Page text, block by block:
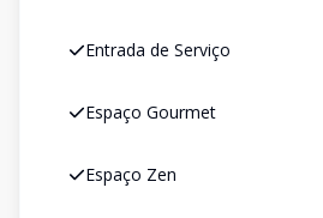
Entrada de Serviço
Espaço Gourmet
Espaço Zen